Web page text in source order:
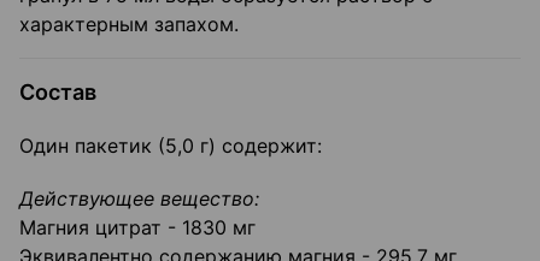
характерным запахом.
Состав
Один пакетик (5,0 г) содержит:
Действующее вещество:
Магния цитрат - 1830 мг